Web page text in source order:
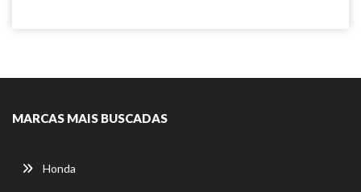
MARCAS MAIS BUSCADAS
Honda